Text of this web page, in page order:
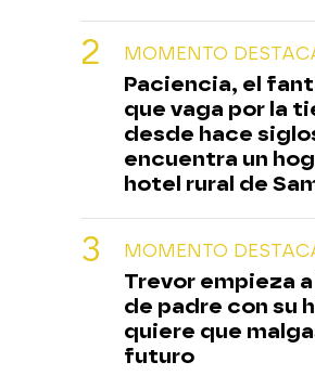
MOMENTO
Paciencia, el
que vaga por la
desde hace
encuentra un
hotel rural de
MOMENTO
Trevor empieza
de padre con su
quiere que
futuro